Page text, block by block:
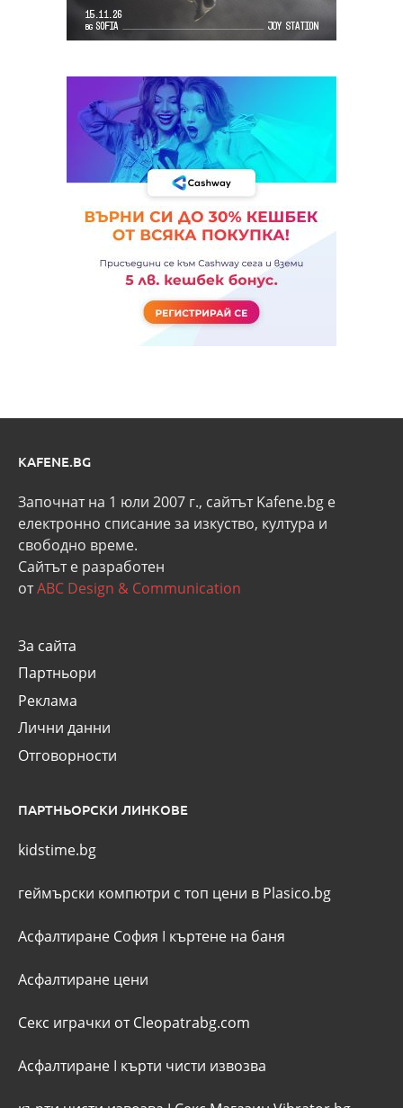
KAFENE.BG
Започнат на 1 юли 2007 г., сайтът Kafene.bg e
eлектронно списание за изкуство, култура и
свободно време.
Сайтът е разработен
отABC Design & Communication
За сайта
Партньори
Реклама
Лични данни
Отговорности
ПАРТНЬОРСКИ ЛИНКОВЕ
kidstime.bg
геймърски компютри с топ цени в Plasico.bg
Асфалтиране София I къртене на баня
Асфалтиране цени
Секс играчки от Cleopatrabg.com
Асфалтиране I кърти чисти извозва